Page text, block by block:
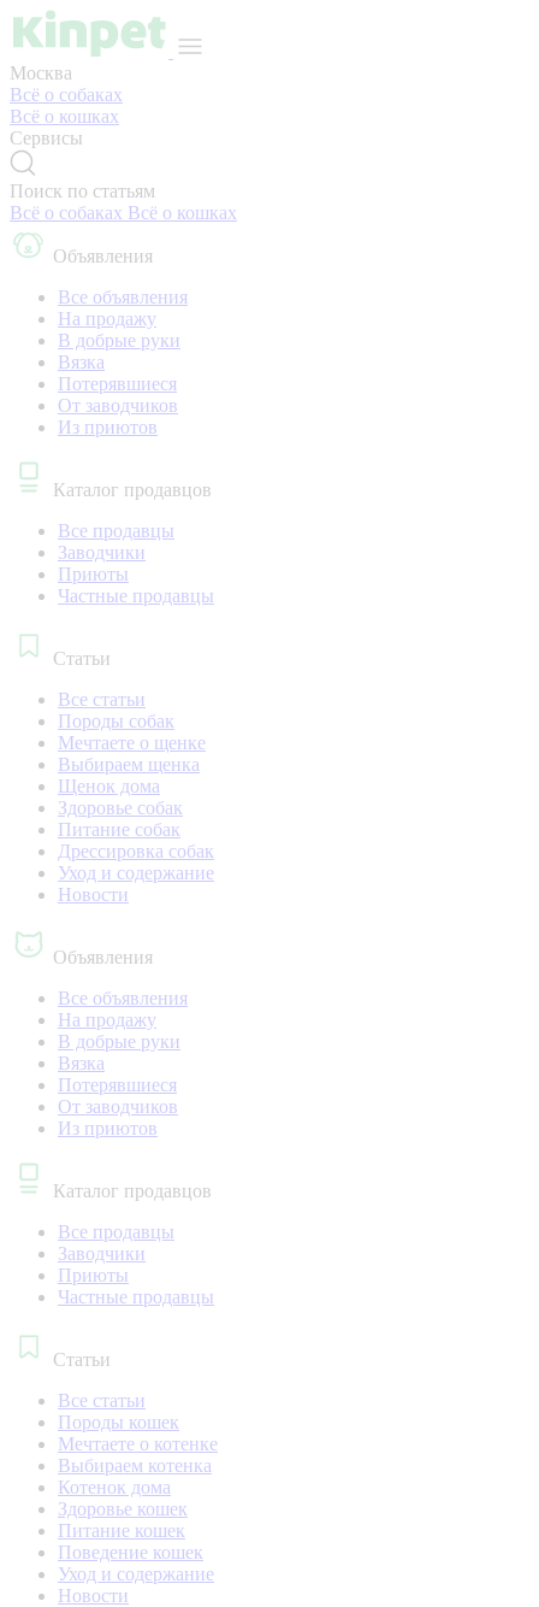
Москва
Всё о собаках
Всё о кошках
Сервисы
Поиск по статьям
Всё о собаках Всё о кошках
Объявления
Все объявления
На продажу
В добрые руки
Вязка
Потерявшиеся
От заводчиков
Из приютов
Каталог продавцов
Все продавцы
Заводчики
Приюты
Частные продавцы
Статьи
Все статьи
Породы собак
Мечтаете о щенке
Выбираем щенка
Щенок дома
Здоровье собак
Питание собак
Дрессировка собак
Уход и содержание
Новости
Объявления
Все объявления
На продажу
В добрые руки
Вязка
Потерявшиеся
От заводчиков
Из приютов
Каталог продавцов
Все продавцы
Заводчики
Приюты
Частные продавцы
Статьи
Все статьи
Породы кошек
Мечтаете о котенке
Выбираем котенка
Котенок дома
Здоровье кошек
Питание кошек
Поведение кошек
Уход и содержание
Новости